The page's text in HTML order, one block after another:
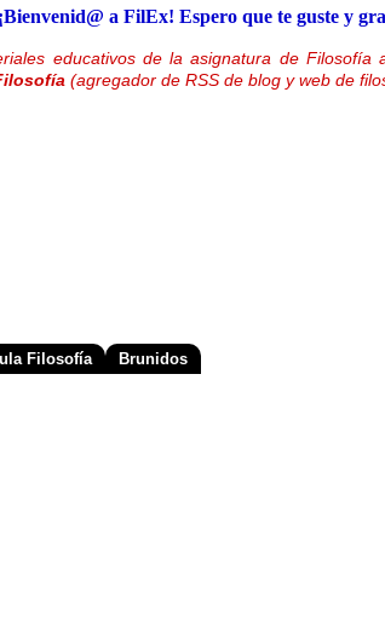
¡Bienvenid@ a FilEx! Espero que te guste y
educativos de la asignatura de Filosofía
(agregador de RSS de blog y web de
Filosofía Brunidos